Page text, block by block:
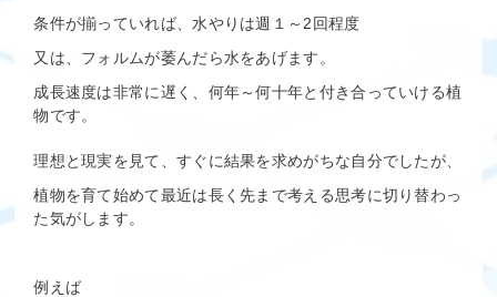
条件が揃っていれば、水やりは週１～2回程度
又は、フォルムが萎んだら水をあげます。
成長速度は非常に遅く、何年～何十年と付き合っていける植
物です。
理想と現実を見て、すぐに結果を求めがちな自分でしたが、
植物を育て始めて最近は長く先まで考える思考に切り替わっ
た気がします。
例えば